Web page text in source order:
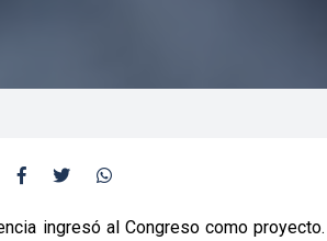
ingresó al Congreso como proyecto.